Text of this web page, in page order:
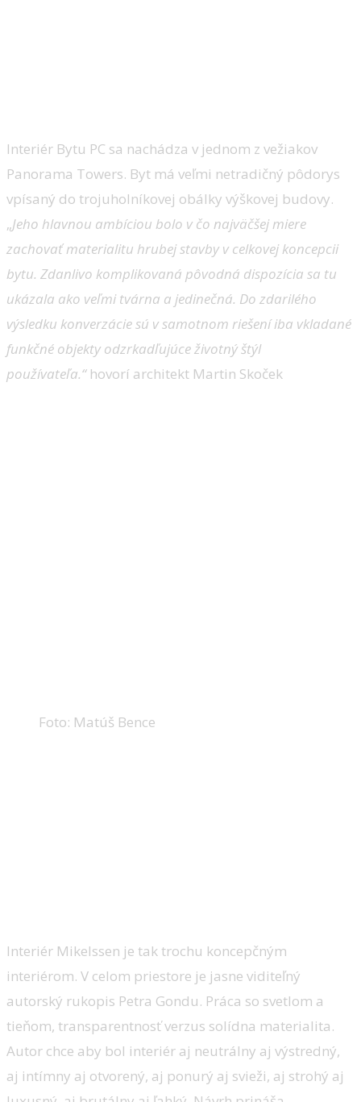
Interiér Bytu PC sa nachádza v jednom z vežiakov
Panorama Towers. Byt má veľmi netradičný pôdorys
vpísaný do trojuholníkovej obálky výškovej budovy.
„Jeho hlavnou ambíciou bolo v čo najväčšej miere
zachovať materialitu hrubej stavby v celkovej koncepcii
bytu. Zdanlivo komplikovaná pôvodná dispozícia sa tu
ukázala ako veľmi tvárna a jedinečná. Do zdarilého
výsledku konverzácie sú v samotnom riešení iba vkladané
funkčné objekty odzrkadľujúce životný štýl
používateľa.“ hovorí architekt Martin Skoček
Foto: Matúš Bence
Interiér Mikelssen je tak trochu koncepčným
interiérom. V celom priestore je jasne viditeľný
autorský rukopis Petra Gondu. Práca so svetlom a
tieňom, transparentnosť verzus solídna materialita.
Autor chce aby bol interiér aj neutrálny aj výstredný,
aj intímny aj otvorený, aj ponurý aj svieži, aj strohý aj